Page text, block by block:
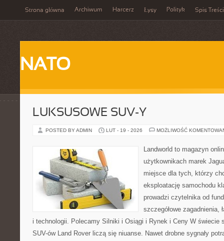
Strona główna Archiwum Harcerz Łysy Polityk Spis Treści
NATO
LUKSUSOWE SUV-Y
POSTED BY ADMIN LUT - 19 - 2026 MOŻLIWOŚĆ
Landworld to magazyn
użytkownikach marek
miejsce dla tych, którzy
eksploatację samochodu
prowadzi czytelnika od
szczegółowe zagadnienia,
i technologii. Polecamy Silniki i Osiągi i Rynek i Ceny W świecie
SUV-ów Land Rover liczą się niuanse. Nawet drobne sygnały